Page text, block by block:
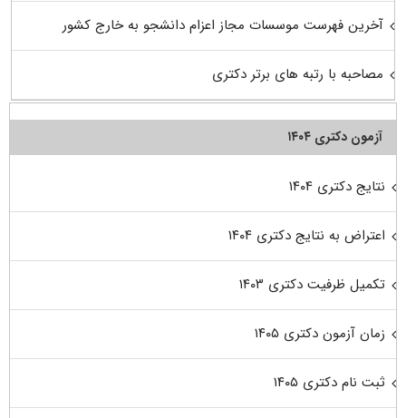
آخرین فهرست موسسات مجاز اعزام دانشجو به خارج کشور
مصاحبه با رتبه های برتر دکتری
آزمون دکتری ۱۴۰۴
نتایج دکتری ۱۴۰۴
اعتراض به نتایج دکتری ۱۴۰۴
تکمیل ظرفیت دکتری ۱۴۰۳
زمان آزمون دکتری ۱۴۰۵
ثبت نام دکتری ۱۴۰۵